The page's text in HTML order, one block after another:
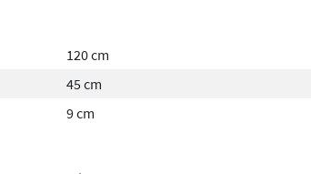
120 cm
45 cm
9 cm